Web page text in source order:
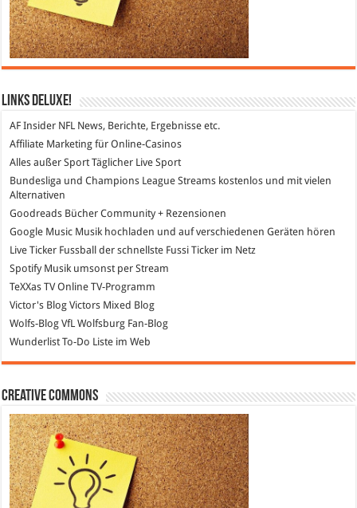
Links DeLuXe!
AF Insider NFL News, Berichte, Ergebnisse etc.
Affiliate Marketing für Online-Casinos
Alles außer SportTäglicher Live Sport
Bundesliga und Champions League Streams kostenlos und mit vielen
Alternativen
Goodreads Bücher Community + Rezensionen
Google Music Musik hochladen und auf verschiedenen Geräten hören
Live Ticker Fussball
der schnellste Fussi Ticker im Netz
SpotifyMusik umsonst per Stream
TeXXas TVOnline TV-Programm
Victor's Blog Victors Mixed Blog
Wolfs-Blog VfL Wolfsburg Fan-Blog
WunderlistTo-Do Liste im Web
Creative Commons